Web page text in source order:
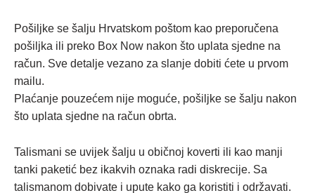
Pošiljke se šalju Hrvatskom poštom kao preporučena
pošiljka ili preko Box Now nakon što uplata sjedne na
račun. Sve detalje vezano za slanje dobiti ćete u prvom
mailu.
Plaćanje pouzećem nije moguće, pošiljke se šalju nakon
što uplata sjedne na račun obrta.
Talismani se uvijek šalju u običnoj koverti ili kao manji
tanki paketić bez ikakvih oznaka radi diskrecije. Sa
talismanom dobivate i upute kako ga koristiti i održavati.